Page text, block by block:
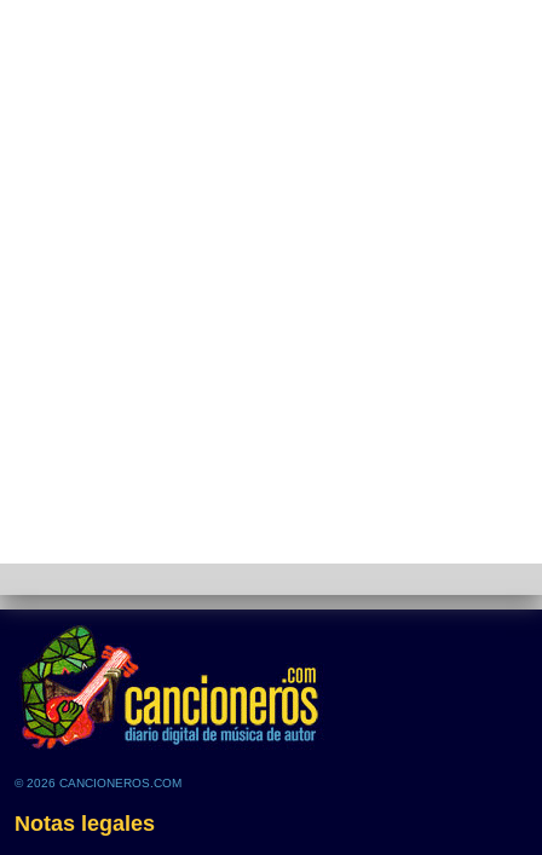
© 2026 CANCIONEROS.COM
Notas legales